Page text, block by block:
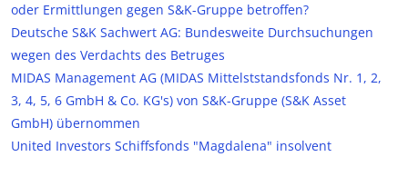
oder Ermittlungen gegen S&K-Gruppe betroffen?
Deutsche S&K Sachwert AG: Bundesweite Durchsuchungen
wegen des Verdachts des Betruges
MIDAS Management AG (MIDAS Mittelststandsfonds Nr. 1, 2,
3, 4, 5, 6 GmbH & Co. KG's) von S&K-Gruppe (S&K Asset
GmbH) übernommen
United Investors Schiffsfonds "Magdalena" insolvent